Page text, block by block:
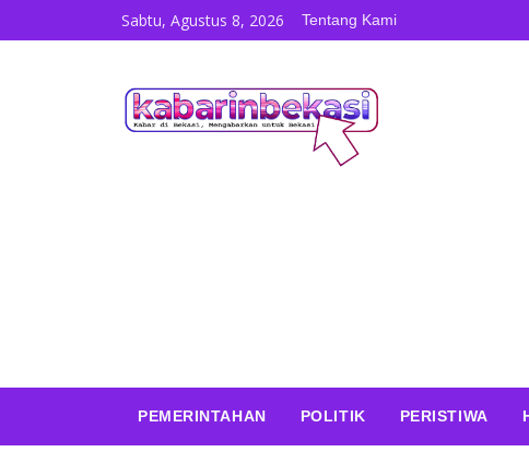
Skip to contentSabtu, Agustus 8, 2026 Tentang Kami
PEMERINTAHAN POLITIK PERISTIWA